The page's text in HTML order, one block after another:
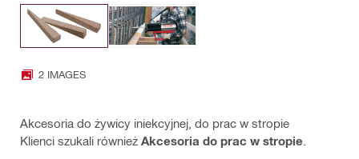
2 IMAGES
Akcesoria do żywicy iniekcyjnej, do prac w stropie
Klienci szukali również Akcesoria do prac w stropie